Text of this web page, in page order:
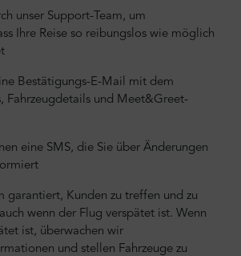
unser Support-Team, um
Ihre Reise so reibungslos wie möglich
Bestätigungs-E-Mail mit dem
Fahrzeugdetails und Meet&Greet-
eine SMS, die Sie über Änderungen
garantiert, Kunden zu treffen und zu
wenn der Flug verspätet ist. Wenn
ist, überwachen wir
und stellen Fahrzeuge zu